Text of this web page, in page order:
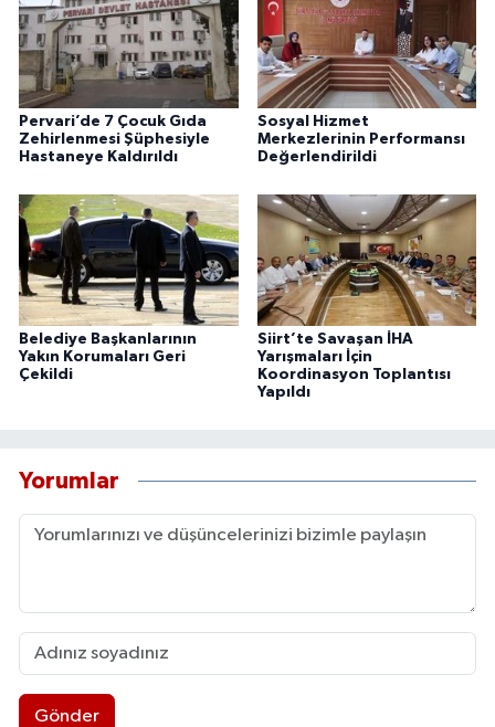
Pervari’de 7 Çocuk Gıda
Zehirlenmesi Şüphesiyle
Hastaneye Kaldırıldı
Sosyal Hizmet
Merkezlerinin Performansı
Değerlendirildi
Belediye Başkanlarının
Yakın Korumaları Geri
Çekildi
Siirt’te Savaşan İHA
Yarışmaları İçin
Koordinasyon Toplantısı
Yapıldı
Yorumlar
Gönder